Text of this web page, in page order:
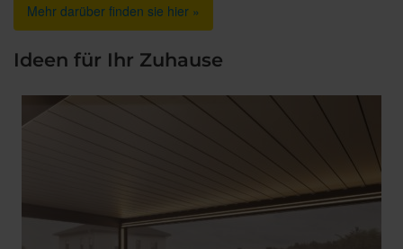
Mehr darüber finden sie hier »
Ideen für Ihr Zuhause